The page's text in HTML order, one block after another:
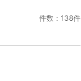
件数：138件